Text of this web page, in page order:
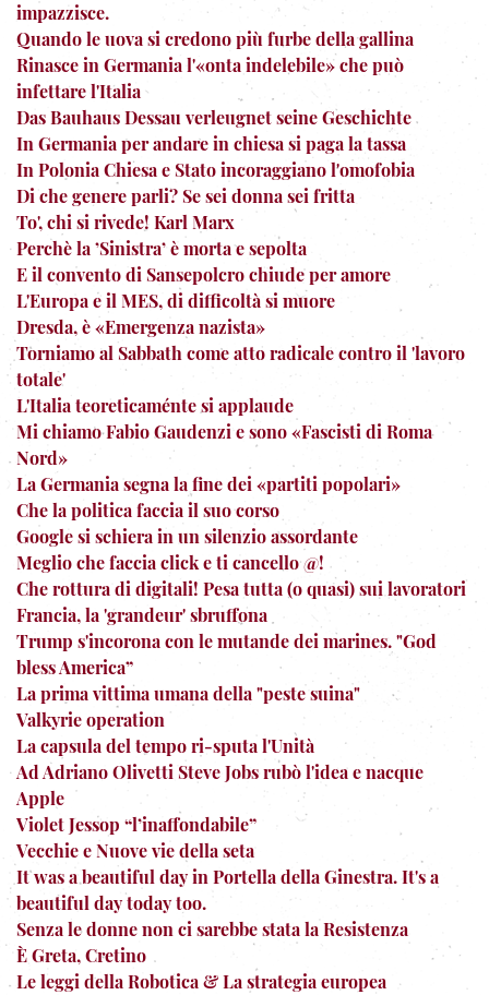
impazzisce.
Quando le uova si credono più furbe della gallina
Rinasce in Germania l'«onta indelebile» che può
infettare l'Italia
Das Bauhaus Dessau verleugnet seine Geschichte
In Germania per andare in chiesa si paga la tassa
In Polonia Chiesa e Stato incoraggiano l'omofobia
Di che genere parli? Se sei donna sei fritta
To', chi si rivede! Karl Marx
Perchè la ’Sinistra’ è morta e sepolta
E il convento di Sansepolcro chiude per amore
L'Europa e il MES, di difficoltà si muore
Dresda, è «Emergenza nazista»
Torniamo al Sabbath come atto radicale contro il 'lavoro
totale'
L'Italia teoreticaménte si applaude
Mi chiamo Fabio Gaudenzi e sono «Fascisti di Roma
Nord»
La Germania segna la fine dei «partiti popolari»
Che la politica faccia il suo corso
Google si schiera in un silenzio assordante
Meglio che faccia click e ti cancello @!
Che rottura di digitali! Pesa tutta (o quasi) sui lavoratori
Francia, la 'grandeur' sbruffona
Trump s'incorona con le mutande dei marines. "God
bless America”
La prima vittima umana della "peste suina"
Valkyrie operation
La capsula del tempo ri-sputa l'Unità
Ad Adriano Olivetti Steve Jobs rubò l'idea e nacque
Apple
Violet Jessop “l’inaffondabile”
Vecchie e Nuove vie della seta
It was a beautiful day in Portella della Ginestra. It's a
beautiful day today too.
Senza le donne non ci sarebbe stata la Resistenza
È Greta, Cretino
Le leggi della Robotica & La strategia europea